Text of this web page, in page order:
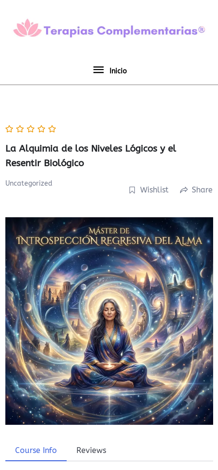
contenido
Inicio
La Alquimia de los Niveles Lógicos y el
Resentir Biológico
Uncategorized
Wishlist Share
Course Info Reviews